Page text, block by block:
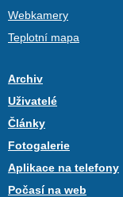
Webkamery
Teplotní mapa
Archiv
Uživatelé
Články
Fotogalerie
Aplikace na telefony
Počasí na web